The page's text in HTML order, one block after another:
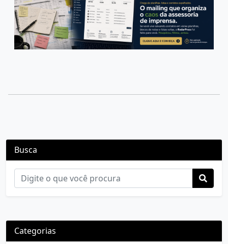
Busca
Categorias